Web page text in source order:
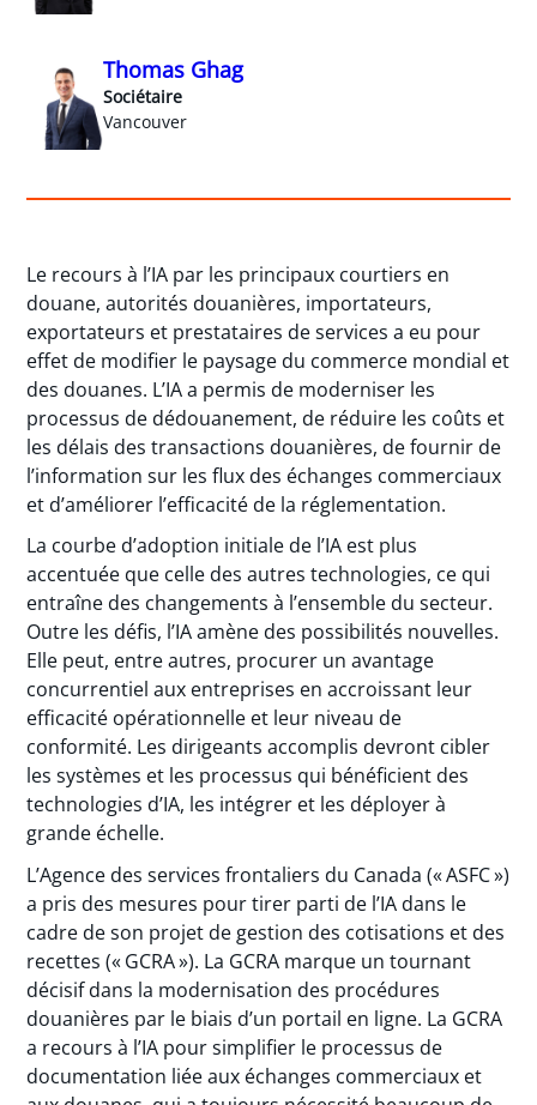
Thomas Ghag
Sociétaire
Vancouver
Le recours à l’IA par les principaux courtiers en
douane, autorités douanières, importateurs,
exportateurs et prestataires de services a eu pour
effet de modifier le paysage du commerce mondial et
des douanes. L’IA a permis de moderniser les
processus de dédouanement, de réduire les coûts et
les délais des transactions douanières, de fournir de
l’information sur les flux des échanges commerciaux
et d’améliorer l’efficacité de la réglementation.
La courbe d’adoption initiale de l’IA est plus
accentuée que celle des autres technologies, ce qui
entraîne des changements à l’ensemble du secteur.
Outre les défis, l’IA amène des possibilités nouvelles.
Elle peut, entre autres, procurer un avantage
concurrentiel aux entreprises en accroissant leur
efficacité opérationnelle et leur niveau de
conformité. Les dirigeants accomplis devront cibler
les systèmes et les processus qui bénéficient des
technologies d’IA, les intégrer et les déployer à
grande échelle.
L’Agence des services frontaliers du Canada (« ASFC »)
a pris des mesures pour tirer parti de l’IA dans le
cadre de son projet de gestion des cotisations et des
recettes (« GCRA »). La GCRA marque un tournant
décisif dans la modernisation des procédures
douanières par le biais d’un portail en ligne. La GCRA
a recours à l’IA pour simplifier le processus de
documentation liée aux échanges commerciaux et